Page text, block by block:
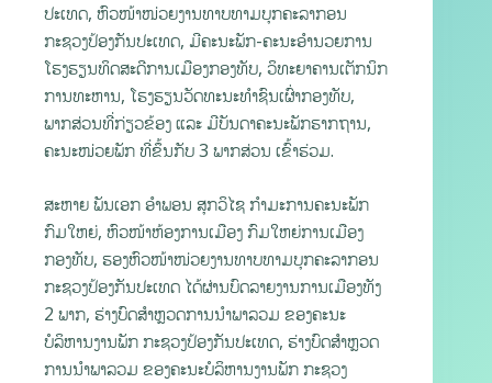
ປະເທດ, ຫົວໜ້າໜ່ວຍງານທາບທາມບຸກຄະລາກອນ
ກະຊວງປ້ອງກັນປະເທດ, ມີຄະນະພັກ-ຄະນະອຳນວຍການ
ໂຮງຮຽນທິດສະດີການເມືອງກອງທັບ, ວິທະຍາຄານເຕັກນິກ
ການທະຫານ, ໂຮງຮຽນວັດທະນະທຳຊົນເຜົ່າກອງທັບ,
ພາກສ່ວນທີ່ກ່ຽວຂ້ອງ ແລະ ມີບັນດາຄະນະພັກຮາກຖານ,
ຄະນະໜ່ວຍພັກ ທີ່ຂຶ້ນກັບ 3 ພາກສ່ວນ ເຂົ້າຮ່ວມ.
ສະຫາຍ ພັນເອກ ອຳພອນ ສຸກວິໄຊ ກຳມະການຄະນະພັກ
ກົມໃຫຍ່, ຫົວໜ້າຫ້ອງການເມືອງ ກົມໃຫຍ່ການເມືອງ
ກອງທັບ, ຮອງຫົວໜ້າໜ່ວຍງານທາບທາມບຸກຄະລາກອນ
ກະຊວງປ້ອງກັນປະເທດ ໄດ້ຜ່ານບົດລາຍງານການເມືອງທັງ
2 ພາກ, ຮ່າງບົດສຳຫຼວດການນໍາພາລວມ ຂອງຄະນະ
ບໍລິຫານງານພັກ ກະຊວງປ້ອງກັນປະເທດ, ຮ່າງບົດສຳຫຼວດ
ການນຳພາລວມ ຂອງຄະນະບໍລິຫານງານພັກ ກະຊວງ